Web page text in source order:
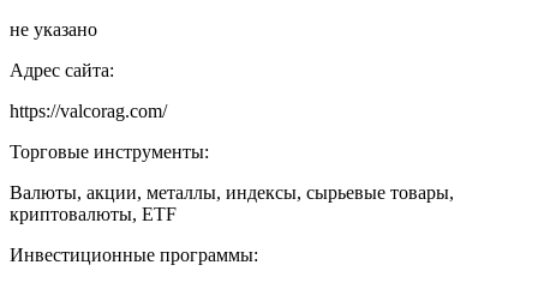
не указано
Адрес сайта:
https://valcorag.com/
Торговые инструменты:
Валюты, акции, металлы, индексы, сырьевые товары,
криптовалюты, ETF
Инвестиционные программы: